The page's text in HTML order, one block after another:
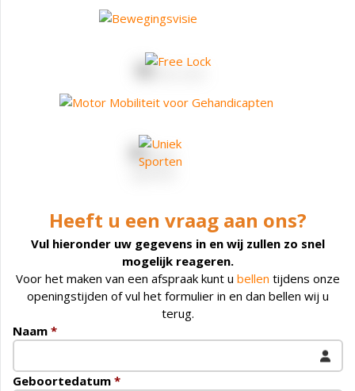
Heeft u een vraag aan ons?
Vul hieronder uw gegevens in en wij zullen zo snel
mogelijk reageren.
Voor het maken van een afspraak kunt u bellen tijdens onze
openingstijden of vul het formulier in en dan bellen wij u
terug.
Naam *
Geboortedatum *